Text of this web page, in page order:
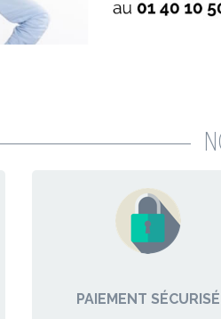
PAIEMENT SÉCURISÉ